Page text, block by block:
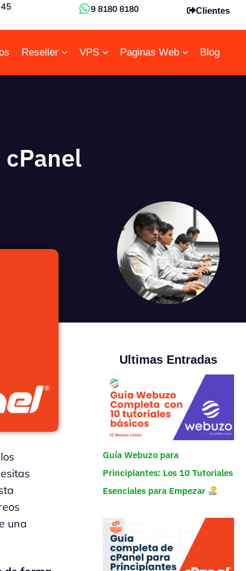
9 8180 8180 Clientes
Reseller VPS Paginas Web Blog
una
Ultimas Entradas
Guía Webuzo para
Principiantes: Los 10 Tutoriales
Esenciales para Empezar